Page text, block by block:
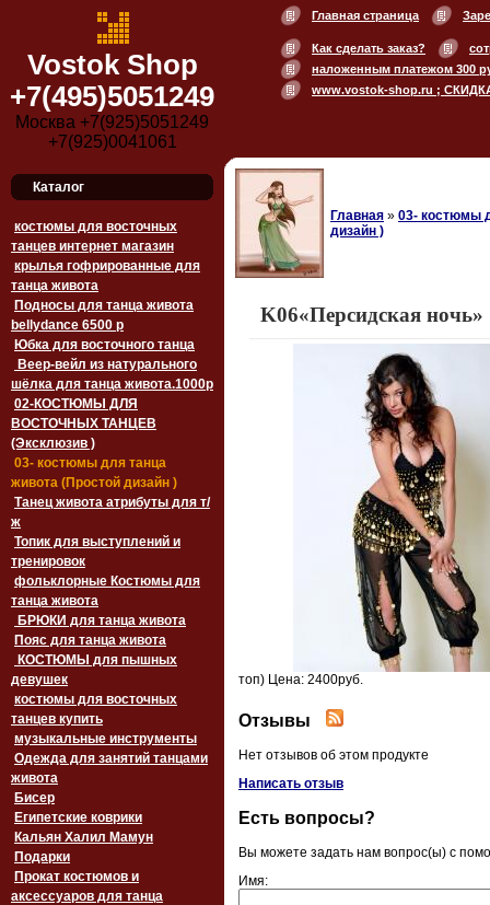
Vostok Shop
+7(495)5051249
Москва +7(925)5051249
+7(925)0041061
Главная страница
Как сделать заказ?
наложенным платежом 300
www.vostok-shop.ru ;
Каталог
костюмы для восточных
танцев интернет магазин
крылья гофрированные для
танца живота
Подносы для танца живота
bellydance 6500 p
Юбка для восточного танца
Веер-вейл из натурального
шёлка для танца живота.1000p
02-КОСТЮМЫ ДЛЯ
ВОСТОЧНЫХ ТАНЦЕВ
(Эксклюзив )
03- костюмы для танца
живота (Простой дизайн )
Танец живота атрибуты для т/
ж
Топик для выступлений и
тренировок
фольклорные Костюмы для
танца живота
БРЮКИ для танца живота
Пояс для танца живота
девушек
костюмы для восточных
танцев купить
музыкальные инструменты
Одежда для занятий танцами
живота
Бисер
Египетские коврики
Кальян Халил Мамун
Подарки
Прокат костюмов и
аксессуаров для танца
Главная » 03- костюмы
дизайн )
K06«Персидская ночь»
топ) Цена: 2400руб.
Отзывы
Нет отзывов об этом продукте
Написать отзыв
Есть вопросы?
Вы можете задать нам вопрос(ы) с
Имя: